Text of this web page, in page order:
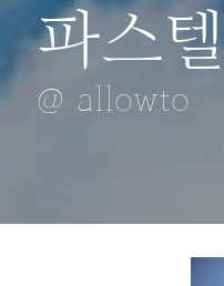
파스
@ allowto
곧게
@ allowto
드림
@ allowto
봄을
@ allowto
금낭
@ allowto